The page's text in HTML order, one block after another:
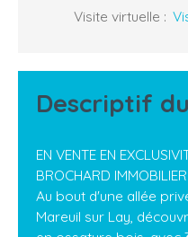
Visite virtuelle :
Descriptif
EN VENTE EN
BROCHARD IMMOBILIER
Au bout d'une allée
Mareuil sur Lay,